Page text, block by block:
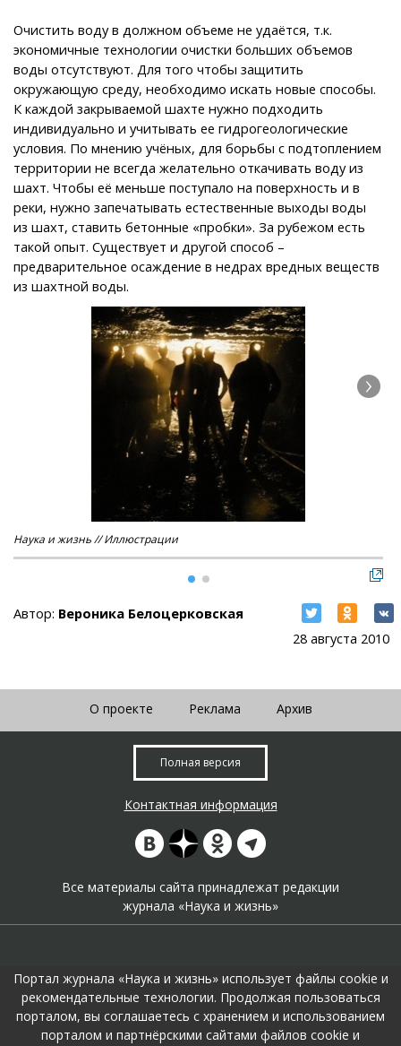
Очистить воду в должном объеме не удаётся, т.к.
экономичные технологии очистки больших объемов
воды отсутствуют. Для того чтобы защитить
окружающую среду, необходимо искать новые способы.
К каждой закрываемой шахте нужно подходить
индивидуально и учитывать ее гидрогеологические
условия. По мнению учёных, для борьбы с подтоплением
территории не всегда желательно откачивать воду из
шахт. Чтобы её меньше поступало на поверхность и в
реки, нужно запечатывать естественные выходы воды
из шахт, ставить бетонные «пробки». За рубежом есть
такой опыт. Существует и другой способ –
предварительное осаждение в недрах вредных веществ
из шахтной воды.
Наука и жизнь // Иллюстрации
28 августа 2010
Автор: Вероника Белоцерковская
О проекте Реклама Архив
Полная версия
Контактная информация
Все материалы сайта принадлежат редакции
журнала «Наука и жизнь»
На портале применяютсярекомендательные технологии
Портал журнала «Наука и жизнь» использует файлы cookie и
рекомендательные технологии. Продолжая пользоваться
порталом, вы соглашаетесь с хранением и использованием
порталом и партнёрскими сайтами файлов cookie и